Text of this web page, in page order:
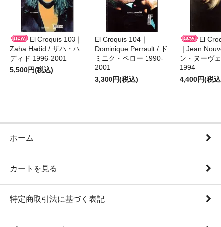
El Croquis 103｜
Zaha Hadid / ザハ・ハ
ディド 1996-2001
5,500円(税込)
El Croquis 104｜
Dominique Perrault / ド
ミニク・ペロー 1990-
2001
3,300円(税込)
El
｜Jean
ン・ヌーヴ
1994
4,400円(税
ホーム
カートを見る
特定商取引法に基づく表記